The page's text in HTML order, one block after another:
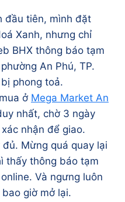
đầu tiên, mình đặt
Xanh, nhưng chỉ
BHX thông báo tạm
An Phú, TP.
phong toả.
ở Mega Market An
nhất, chờ 3 ngày
nhận để giao.
Mừng quá quay lại
thấy thông báo tạm
Và ngưng luôn
giờ mở lại.